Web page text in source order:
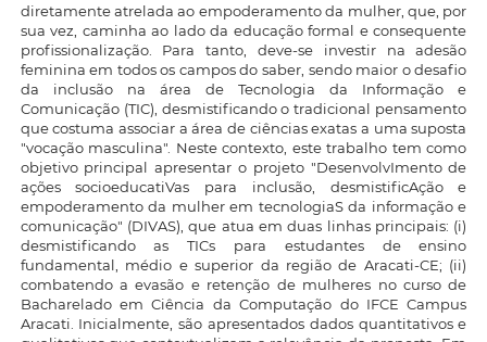
diretamente atrelada ao empoderamento da mulher, que, por
sua vez, caminha ao lado da educação formal e consequente
profissionalização. Para tanto, deve-se investir na adesão
feminina em todos os campos do saber, sendo maior o desafio
da inclusão na área de Tecnologia da Informação e
Comunicação (TIC), desmistificando o tradicional pensamento
que costuma associar a área de ciências exatas a uma suposta
"vocação masculina". Neste contexto, este trabalho tem como
objetivo principal apresentar o projeto "DesenvolvImento de
ações socioeducatiVas para inclusão, desmistificAção e
empoderamento da mulher em tecnologiaS da informação e
comunicação" (DIVAS), que atua em duas linhas principais: (i)
desmistificando as TICs para estudantes de ensino
fundamental, médio e superior da região de Aracati-CE; (ii)
combatendo a evasão e retenção de mulheres no curso de
Bacharelado em Ciência da Computação do IFCE Campus
Aracati. Inicialmente, são apresentados dados quantitativos e